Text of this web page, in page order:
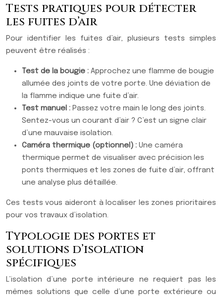
Tests pratiques pour détecter
les fuites d’air
Pour identifier les fuites d’air, plusieurs tests simples
peuvent être réalisés :
Test de la bougie : Approchez une flamme de bougie
allumée des joints de votre porte. Une déviation de
la flamme indique une fuite d’air.
Test manuel : Passez votre main le long des joints.
Sentez-vous un courant d’air ? C’est un signe clair
d’une mauvaise isolation.
Caméra thermique (optionnel) : Une caméra
thermique permet de visualiser avec précision les
ponts thermiques et les zones de fuite d’air, offrant
une analyse plus détaillée.
Ces tests vous aideront à localiser les zones prioritaires
pour vos travaux d’isolation.
Typologie des portes et
solutions d’isolation
spécifiques
L’isolation d’une porte intérieure ne requiert pas les
mêmes solutions que celle d’une porte extérieure ou